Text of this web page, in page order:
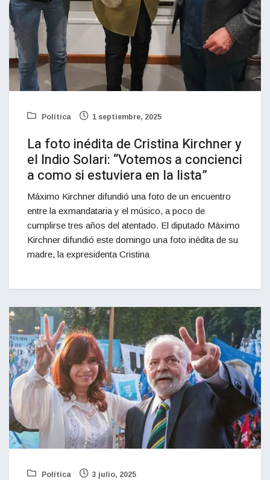
Política 1 septiembre, 2025
La foto inédita de Cristina Kirchner y
el Indio Solari: “Votemos a concienci
a como si estuviera en la lista”
Máximo Kirchner difundió una foto de un encuentro
entre la exmandataria y el músico, a poco de
cumplirse tres años del atentado. El diputado Máximo
Kirchner difundió este domingo una foto inédita de su
madre, la expresidenta Cristina
Política 3 julio, 2025